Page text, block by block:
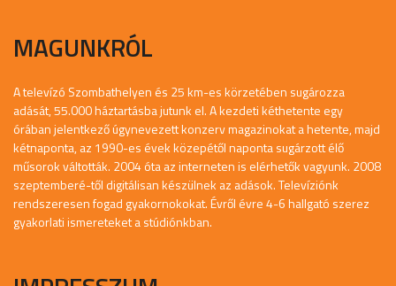
MAGUNKRÓL
A televízó Szombathelyen és 25 km-es körzetében sugározza
adását, 55.000 háztartásba jutunk el. A kezdeti kéthetente egy
órában jelentkező úgynevezett konzerv magazinokat a hetente, majd
kétnaponta, az 1990-es évek közepétől naponta sugárzott élő
műsorok váltották. 2004 óta az interneten is elérhetők vagyunk. 2008
szeptemberé-től digitálisan készülnek az adások. Televíziónk
rendszeresen fogad gyakornokokat. Évről évre 4-6 hallgató szerez
gyakorlati ismereteket a stúdiónkban.